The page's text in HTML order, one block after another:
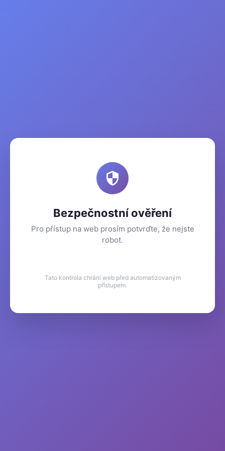
Bezpečnostní ověření
Pro přístup na web prosím potvrďte, že nejste
robot.
Tato kontrola chrání web před automatizovaným
přístupem.